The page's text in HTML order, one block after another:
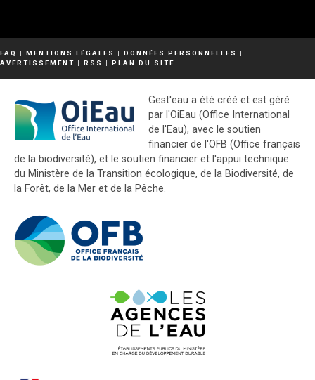
FAQ | MENTIONS LÉGALES | DONNÉES PERSONNELLES
|
AVERTISSEMENT | RSS | PLAN DU SITE
Gest'eau a été créé et est géré
par l'OiEau (Office International
de l'Eau), avec le soutien
financier de l'OFB (Office français
de la biodiversité), et le soutien financier et l'appui technique
du Ministère de la Transition écologique, de la Biodiversité, de
la Forêt, de la Mer et de la Pêche.